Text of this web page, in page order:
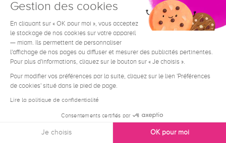
Gestion des cookies
En cliquant sur « OK pour moi », vous acceptez
le stockage de nos cookies sur votre appareil
— miam. Ils permettent de personnaliser
l'affichage de nos pages ou diffuser et mesurer des publicités pertinentes.
Pour plus d'informations, cliquez sur le bouton sur « Je choisis ».
Pour modifier vos préférences par la suite, cliquez sur le lien 'Préférences
de cookies' situé dans le pied de page.
Lire la politique de confidentialité
Consentements certifiés par
Je choisis OK pour moi